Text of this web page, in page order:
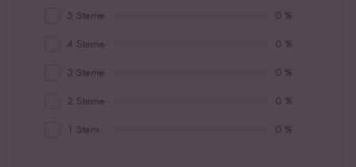
5 Sterne 0 %
4 Sterne 0 %
3 Sterne 0 %
2 Sterne 0 %
1 Stern 0 %